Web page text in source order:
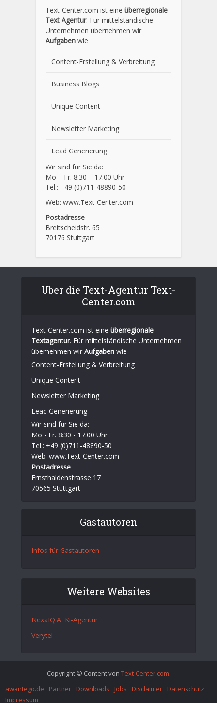
Text-Center.com ist eine überregionale
Text Agentur. Für mittelständische
Unternehmen übernehmen wir
Aufgaben wie
Content-Erstellung & Verbreitung
Business Blogs
Unique Content
Newsletter Marketing
Lead Generierung
Wir sind für Sie da:
Mo – Fr. 8:30 – 17.00 Uhr
Tel.: +49 (0)711-48890-50
Web: www.Text-Center.com
Postadresse
Breitscheidstr. 65
70176 Stuttgart
Über die Text-Agentur Text-
Center.com
Text-Center.com ist eine überregionale
Textagentur. Für mittelständische Unternehmen
übernehmen wir Aufgaben wie
Content-Erstellung & Verbreitung
Unique Content
Newsletter Marketing
Lead Generierung
Wir sind für Sie da:
Mo - Fr. 8:30 - 17.00 Uhr
Tel.: +49 (0)711-48890-50
Web: www.Text-Center.com
Postadresse
Ernsthaldenstrasse 17
70565 Stuttgart
Gastautoren
Infos für Gastautoren
Weitere Websites
NexaIQ.AI Ki-Agentur
Verytel
Copyright © Content von Text-Center.com.
awantego.de
Partner Downloads Jobs Disclaimer
Datenschutz
Impressum